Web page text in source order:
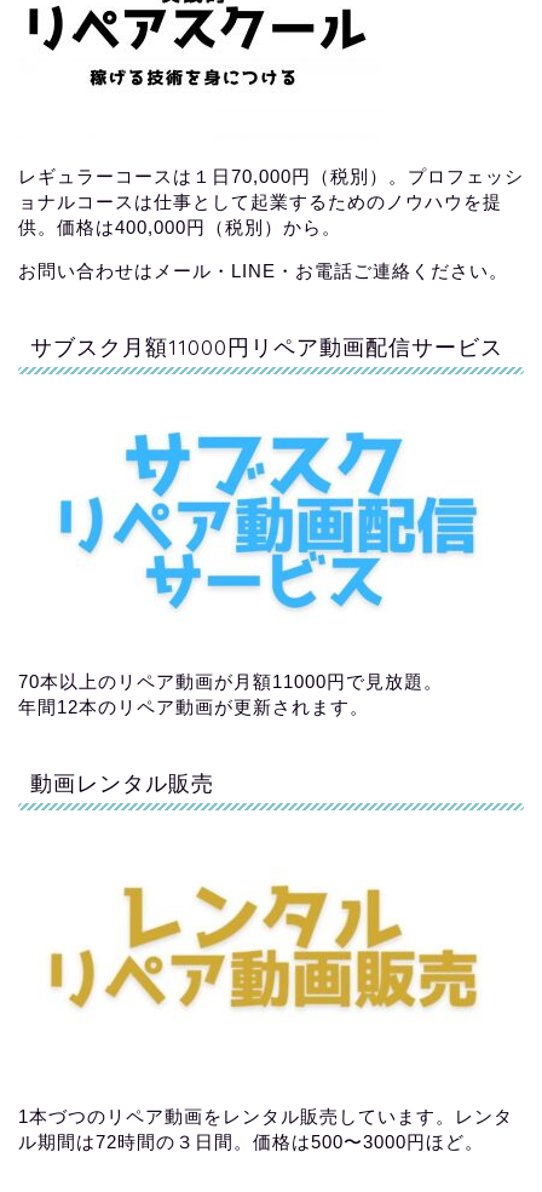
レギュラーコースは１日70,000円（税別）。プロフェッシ
ョナルコースは仕事として起業するためのノウハウを提
供。価格は400,000円（税別）から。
お問い合わせはメール・LINE・お電話ご連絡ください。
サブスク月額11000円リペア動画配信サービス
70本以上のリペア動画が月額11000円で見放題。
年間12本のリペア動画が更新されます。
動画レンタル販売
1本づつのリペア動画をレンタル販売しています。レンタ
ル期間は72時間の３日間。価格は500〜3000円ほど。